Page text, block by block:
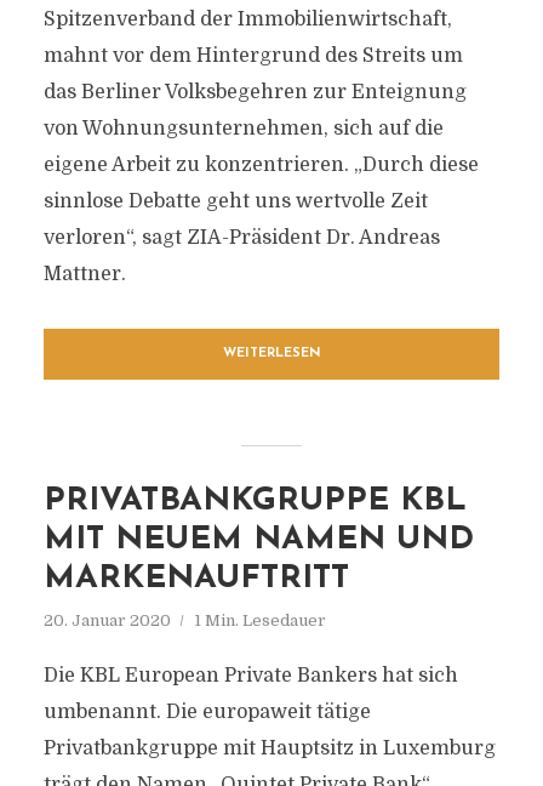
Spitzenverband der Immobilienwirtschaft,
mahnt vor dem Hintergrund des Streits um
das Berliner Volksbegehren zur Enteignung
von Wohnungsunternehmen, sich auf die
eigene Arbeit zu konzentrieren. „Durch diese
sinnlose Debatte geht uns wertvolle Zeit
verloren“, sagt ZIA-Präsident Dr. Andreas
Mattner.
WEITERLESEN
PRIVATBANKGRUPPE KBL
MIT NEUEM NAMEN UND
MARKENAUFTRITT
20. Januar 2020 1 Min. Lesedauer
Die KBL European Private Bankers hat sich
umbenannt. Die europaweit tätige
Privatbankgruppe mit Hauptsitz in Luxemburg